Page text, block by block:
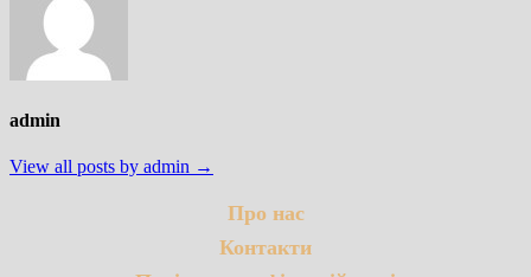
admin
View all posts by admin →
Про нас
Контакти